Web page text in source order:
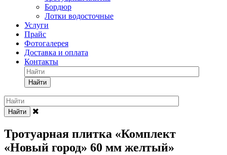
Бордюр
Лотки водосточные
Услуги
Прайс
Фотогалерея
Доставка и оплата
Контакты
Найти
Найти
Тротуарная плитка «Комплект
«Новый город» 60 мм желтый»